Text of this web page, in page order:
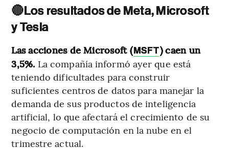
🔴Los resultados de Meta, Microsoft
y Tesla
Las acciones de Microsoft (MSFT) caen un
3,5%. La compañía informó ayer que está
teniendo dificultades para construir
suficientes centros de datos para manejar la
demanda de sus productos de inteligencia
artificial, lo que afectará el crecimiento de su
negocio de computación en la nube en el
trimestre actual.